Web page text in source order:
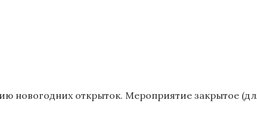
новогодних открыток. Мероприятие закрытое